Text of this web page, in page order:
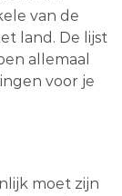
van de
land. De lijst
allemaal
voor je
moet zijn